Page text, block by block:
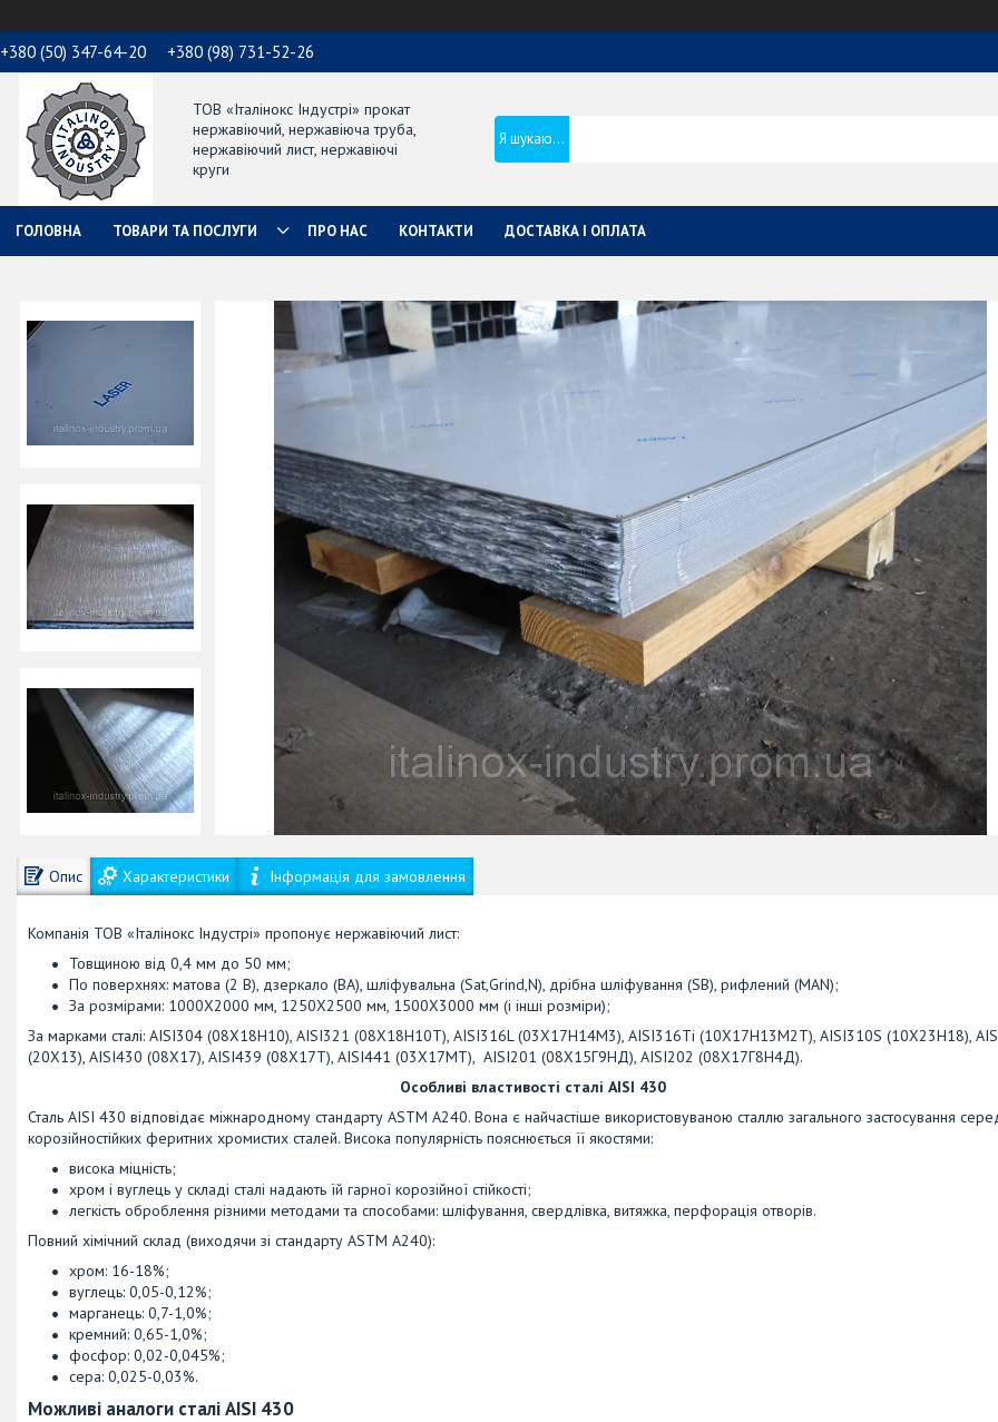
+380 (50) 347-64-20 +380 (98) 731-52-26
ТОВ «Італінокс Індустрі» прокат
нержавіючий, нержавіюча труба,
нержавіючий лист, нержавіючі
круги
ГОЛОВНА ТОВАРИ ТА ПОСЛУГИ ПРО НАС КОНТАКТИ ДОСТАВКА І ОПЛАТА
Опис Характеристики Інформація для замовлення
Компанія ТОВ «Італінокс Індустрі» пропонує нержавіючий лист:
Товщиною від 0,4 мм до 50 мм;
По поверхнях: матова (2 В), дзеркало (ВА), шліфувальна (Sat,Grind,N), дрібна шліфування (SB), рифлений (MAN);
За розмірами: 1000Х2000 мм, 1250Х2500 мм, 1500Х3000 мм (і інші розміри);
За марками сталі: AISI304 (08Х18Н10), AISI321 (08Х18Н10Т), AISI316L (03Х17Н14М3), AISI316Ti (10Х17Н13М2T), AISI310S (10Х23Н18),
(20Х13), AISI430 (08Х17), AISI439 (08Х17Т), AISI441 (03Х17МТ), AISI201 (08Х15Г9НД), AISI202 (08Х17Г8Н4Д).
Особливі властивості сталі AISI 430
Сталь AISI 430 відповідає міжнародному стандарту ASTM A240. Вона є найчастіше використовуваною сталлю загального застосування
корозійностійких феритних хромистих сталей. Висока популярність пояснюється її якостями:
висока міцність;
хром і вуглець у складі сталі надають їй гарної корозійної стійкості;
легкість оброблення різними методами та способами: шліфування, свердлівка, витяжка, перфорація отворів.
Повний хімічний склад (виходячи зі стандарту ASTM A240):
хром: 16-18%;
вуглець: 0,05-0,12%;
марганець: 0,7-1,0%;
кремний: 0,65-1,0%;
фосфор: 0,02-0,045%;
сера: 0,025-0,03%.
Можливі аналоги сталі AISI 430